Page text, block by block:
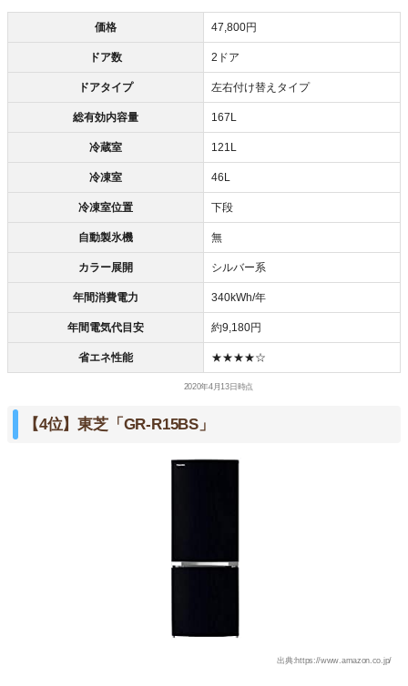
価格 47,800円
ドア数 2ドア
ドアタイプ 左右付け替えタイプ
総有効内容量 167L
冷蔵室 121L
冷凍室 46L
冷凍室位置 下段
自動製氷機 無
カラー展開 シルバー系
年間消費電力 340kWh/年
年間電気代目安 約9,180円
省エネ性能 ★★★★☆
2020年4月13日時点
【4位】東芝「GR-R15BS」
出典:https://www.amazon.co.jp/